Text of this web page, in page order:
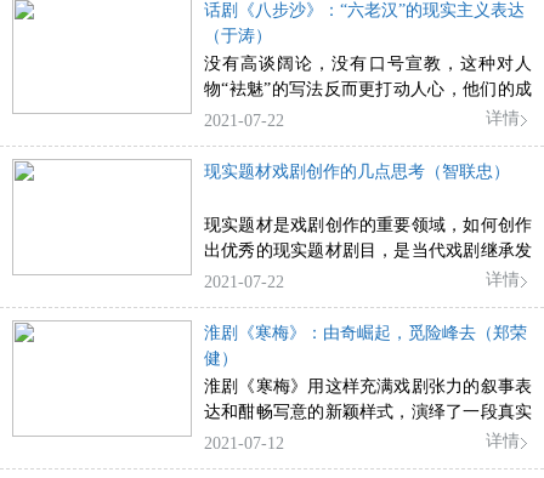
话剧《八步沙》：“六老汉”的现实主义表达
（于涛）
没有高谈阔论，没有口号宣教，这种对人
物“袪魅”的写法反而更打动人心，他们的成
功离不开那个破旧立新的时代，他们努力与
代楷模” ，是时代中的楷模，更是时代造就
2021-07-22 详情
现实题材戏剧创作的几点思考（智联忠）
现实题材是戏剧创作的重要领域，如何创作
出优秀的现实题材剧目，是当代戏剧继承发
展的重要课题。
2021-07-22 详情
淮剧《寒梅》：由奇崛起，觅险峰去（郑荣
健）
淮剧《寒梅》用这样充满戏剧张力的叙事表
达和酣畅写意的新颖样式，演绎了一段真实
的历史，也诠释了爱与信仰的同构本质。
2021-07-12 详情